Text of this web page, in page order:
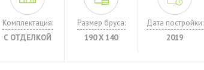
Комплектация:
С ОТДЕЛКОЙ
Размер бруса:
190 Х 140
Дата постройки:
2019